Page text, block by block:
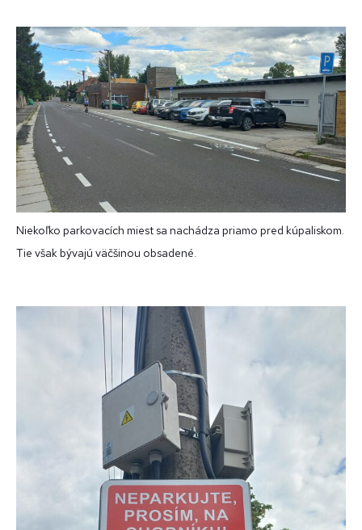
Niekoľko parkovacích miest sa nachádza priamo pred kúpaliskom.
Tie však bývajú väčšinou obsadené.